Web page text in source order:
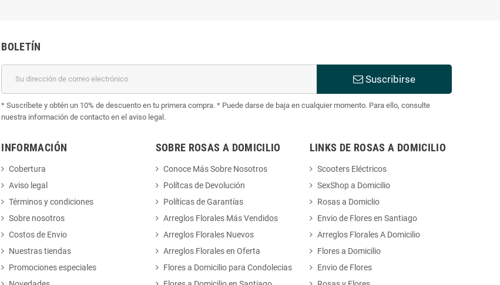
BOLETÍN
Suscribirse
* Suscríbete y obtén un 10% de descuento en tu primera compra. * Puede darse de baja en cualquier momento. Para ello, consulte
nuestra información de contacto en el aviso legal.
INFORMACIÓN
Cobertura
Aviso legal
Términos y condiciones
Sobre nosotros
Costos de Envio
Nuestras tiendas
Promociones especiales
SOBRE ROSAS A DOMICILIO
Conoce Más Sobre Nosotros
Polítcas de Devolución
Políticas de Garantías
Arreglos Florales Más Vendidos
Arreglos Florales Nuevos
Arreglos Florales en Oferta
Flores a Domicilio para Condolecias
LINKS DE ROSAS A DOMICILIO
Scooters Eléctricos
SexShop a Domicilio
Rosas a Domiclio
Envio de Flores en Santiago
Arreglos Florales A Domicilio
Flores a Domicilio
Envio de Flores